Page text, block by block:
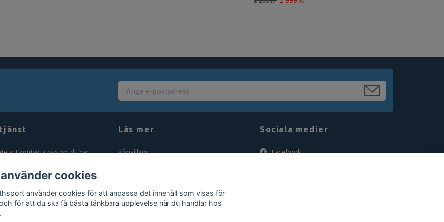
att kontakta oss om du har
vi kan! Maila oss på
Läs mer
Köpvillkor
Gör en retur
Sociala medier
Facebook
cookies
använder cookies för att anpassa det innehåll som visas för
för att du ska få bästa tänkbara upplevelse när du handlar hos